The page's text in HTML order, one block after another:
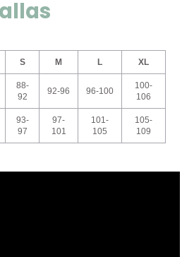
S M L XL
88-
92
92-96 96-100
100-
106
93-
97
97-
101
101-
105
105-
109